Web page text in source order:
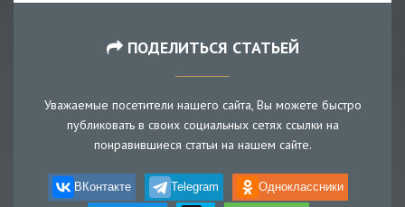
ПОДЕЛИТЬСЯ СТАТЬЕЙ
Уважаемые посетители нашего сайта, Вы можете быстро
публиковать в своих социальных сетях ссылки на
понравившиеся статьи на нашем сайте.
ВКонтакте Telegram Одноклассники